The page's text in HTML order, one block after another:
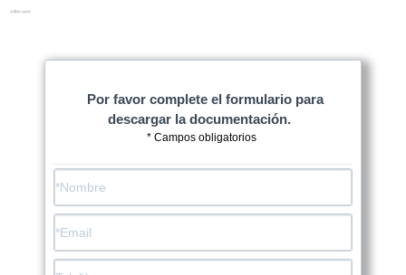
Por favor complete el formulario para
descargar la documentación.
* Campos obligatorios